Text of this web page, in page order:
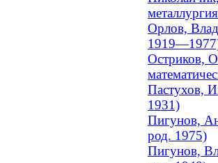
Орлов,
Остриков,
Пастухов,
1931)
Пигунов,
род. 1975)
Пигунов,